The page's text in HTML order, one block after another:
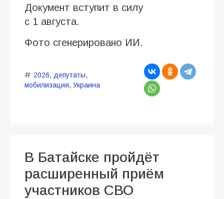
Документ вступит в силу
с 1 августа.
Фото сгенерировано ИИ.
2026, депутаты,
мобилизация, Украина
В Батайске пройдёт
расширенный приём
участников СВО